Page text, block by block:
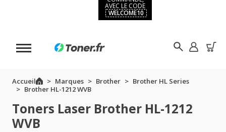
AVEC LE CODE
WELCOME10
Accueil Marques Brother
Brother HL Series
Brother HL-1212 WVB
Toners Laser Brother HL-1212
WVB